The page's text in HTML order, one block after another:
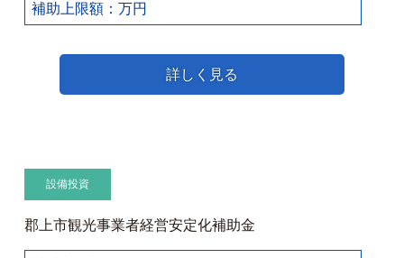
補助上限額：万円
詳しく見る
設備投資
郡上市観光事業者経営安定化補助金